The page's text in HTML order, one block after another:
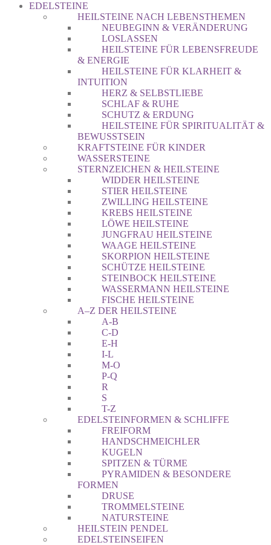
EDELSTEINE
HEILSTEINE NACH LEBENSTHEMEN
NEUBEGINN & VERÄNDERUNG
LOSLASSEN
HEILSTEINE FÜR LEBENSFREUDE
& ENERGIE
HEILSTEINE FÜR KLARHEIT &
INTUITION
HERZ & SELBSTLIEBE
SCHLAF & RUHE
SCHUTZ & ERDUNG
HEILSTEINE FÜR SPIRITUALITÄT &
BEWUSSTSEIN
KRAFTSTEINE FÜR KINDER
WASSERSTEINE
STERNZEICHEN & HEILSTEINE
WIDDER HEILSTEINE
STIER HEILSTEINE
ZWILLING HEILSTEINE
KREBS HEILSTEINE
LÖWE HEILSTEINE
JUNGFRAU HEILSTEINE
WAAGE HEILSTEINE
SKORPION HEILSTEINE
SCHÜTZE HEILSTEINE
STEINBOCK HEILSTEINE
WASSERMANN HEILSTEINE
FISCHE HEILSTEINE
A–Z DER HEILSTEINE
A-B
C-D
E-H
I-L
M-O
P-Q
R
S
T-Z
EDELSTEINFORMEN & SCHLIFFE
FREIFORM
HANDSCHMEICHLER
KUGELN
SPITZEN & TÜRME
PYRAMIDEN & BESONDERE
FORMEN
DRUSE
TROMMELSTEINE
NATURSTEINE
HEILSTEIN PENDEL
EDELSTEINSEIFEN